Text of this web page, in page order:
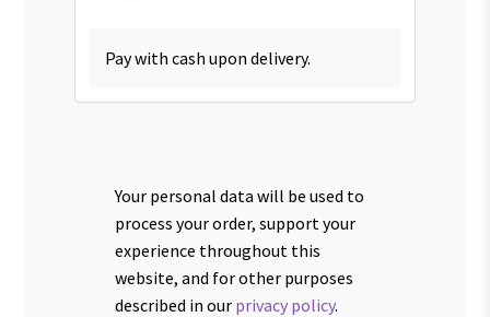
Pay with cash upon delivery.
Your personal data will be used to
process your order, support your
experience throughout this
website, and for other purposes
described in our privacy policy.